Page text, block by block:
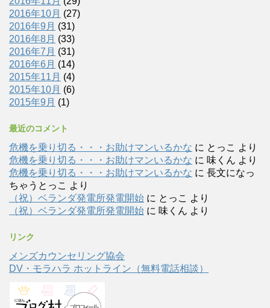
2016年10月 (27)
2016年9月 (31)
2016年8月 (33)
2016年7月 (31)
2016年6月 (14)
2015年11月 (4)
2015年10月 (6)
2015年9月 (1)
最近のコメント
危機を乗り切る・・・お助けマンいるかな に とっこ より
危機を乗り切る・・・お助けマンいるかな に 味くん より
危機を乗り切る・・・お助けマンいるかな に 長文になっ
ちゃうとっこ より
（祝）ベランダ発電所発電開始 に とっこ より
（祝）ベランダ発電所発電開始 に 味くん より
リンク
メンズカウンセリング協会
DV・モラハラ ホットライン（無料電話相談）